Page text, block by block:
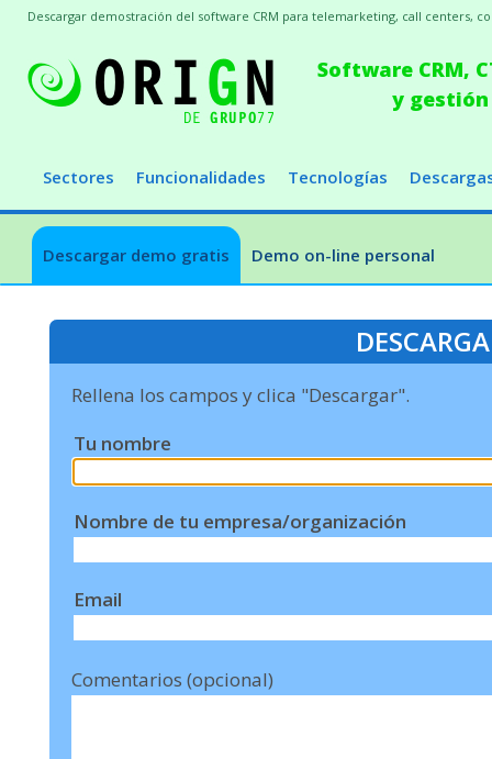
Software CRM,
y
Sectores Funcionalidades Tecnologías
Descargar demo gratis Demo on-line personal
Descargar demostración del software CRM para telemarketing, call centers,
Rellena los campos y clica "Descargar".
Tu nombre
Nombre de tu empresa/organización
Email
Comentarios (opcional)